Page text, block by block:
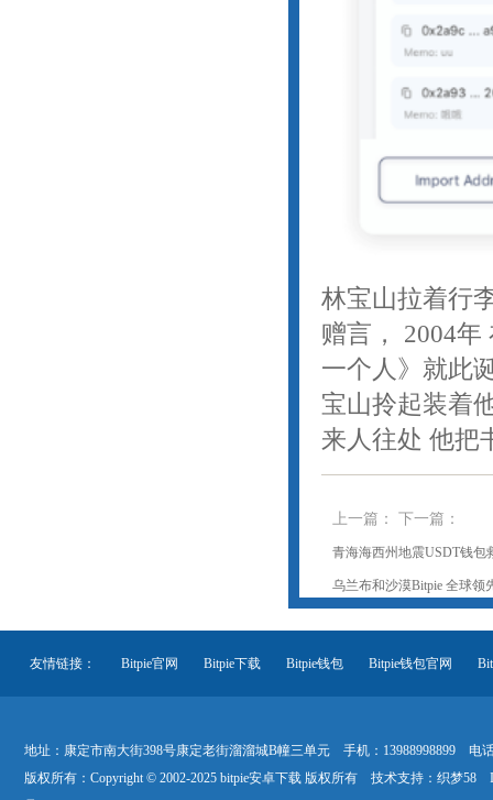
林宝山拉着行
赠言， 2004
一个人》就此
宝山拎起装着
来人往处 他把
上一篇：
青海海西州地震USDT钱包
下一篇：
乌兰布和沙漠Bitpie 全球领
友情链接： Bitpie官网 Bitpie下载 Bitpie钱包 Bitpie钱包官网
地址：康定市南大街398号康定老街溜溜城B幢三单元 手机：13988998899 电
版权所有：Copyright © 2002-2025 bitpie安卓下载 版权所有 技术支持： 织梦58